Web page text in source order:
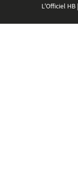
L'Officiel